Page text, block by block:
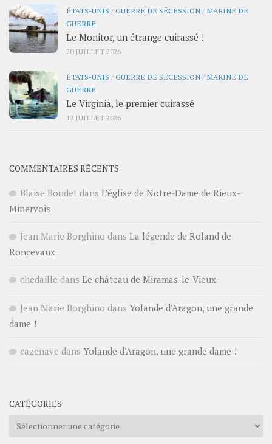
ÉTATS-UNIS /GUERRE DE SÉCESSION / MARINE DE
GUERRE
Le Monitor, un étrange cuirassé !
20 JUILLET 2026
ÉTATS-UNIS /GUERRE DE SÉCESSION / MARINE DE
GUERRE
Le Virginia, le premier cuirassé
12 JUILLET 2026
COMMENTAIRES RÉCENTS
Blaise Boudet dans L’église de Notre-Dame de Rieux-
Minervois
Jean Marie Borghino dans La légende de Roland de
Roncevaux
chedaille dans Le château de Miramas-le-Vieux
Jean Marie Borghino dans Yolande d’Aragon, une grande
dame !
cazenave dans Yolande d’Aragon, une grande dame !
CATÉGORIES
Catégories